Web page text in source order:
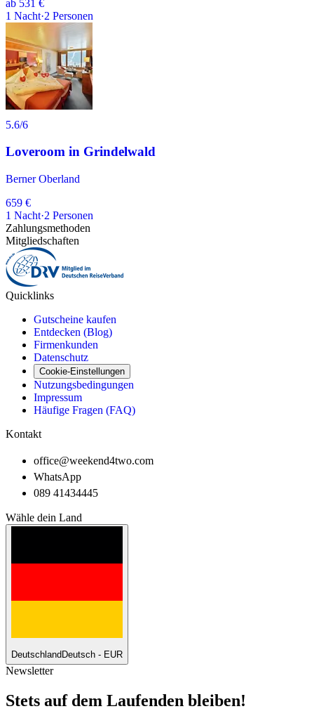
ab 531 €
1 Nacht·2 Personen
5.6/6
Loveroom in Grindelwald
Berner Oberland
659 €
1 Nacht·2 Personen
Zahlungsmethoden
Mitgliedschaften
Quicklinks
Gutscheine kaufen
Entdecken (Blog)
Firmenkunden
Datenschutz
Cookie-Einstellungen
Nutzungsbedingungen
Impressum
Häufige Fragen (FAQ)
Kontakt
office@weekend4two.com
WhatsApp
089 41434445
Wähle dein Land
Deutschland Deutsch - EUR
Newsletter
Stets auf dem Laufenden bleiben!